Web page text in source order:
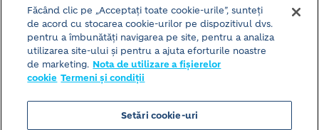
Făcând clic pe „Acceptați toate cookie-urile”, sunteți
de acord cu stocarea cookie-urilor pe dispozitivul dvs.
pentru a îmbunătăți navigarea pe site, pentru a analiza
utilizarea site-ului și pentru a ajuta eforturile noastre
de marketing. Nota de utilizare a fișierelor
cookie Termeni și condiții
Setări cookie-uri